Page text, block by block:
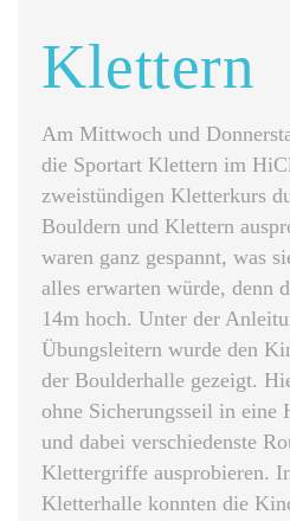
Klettern
Am Mittwoch und
die Sportart Klettern im
zweistündigen Kletterkurs
Bouldern und Klettern
waren ganz gespannt, was
alles erwarten würde, denn
14m hoch. Unter der
Übungsleitern wurde den
der Boulderhalle gezeigt.
ohne Sicherungsseil in eine
und dabei verschiedenste
Klettergriffe ausprobieren.
Kletterhalle konnten die